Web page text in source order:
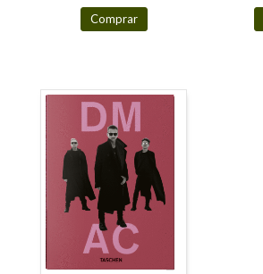
Comprar